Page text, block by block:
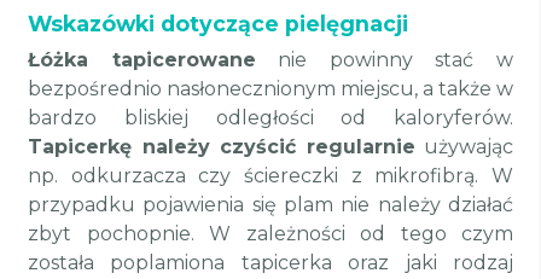
Wskazówki dotyczące pielęgnacji
Łóżka tapicerowane nie powinny stać w
bezpośrednio nasłonecznionym miejscu, a także w
bardzo bliskiej odległości od kaloryferów.
Tapicerkę należy czyścić regularnie używając
np. odkurzacza czy ściereczki z mikrofibrą. W
przypadku pojawienia się plam nie należy działać
zbyt pochopnie. W zależności od tego czym
została poplamiona tapicerka oraz jaki rodzaj